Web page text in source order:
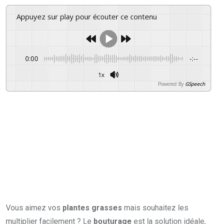
Appuyez sur play pour écouter ce contenu
0:00 -:--
1x
Powered By GSpeech
Vous aimez vos plantes grasses mais souhaitez les
multiplier facilement ? Le bouturage est la solution idéale,